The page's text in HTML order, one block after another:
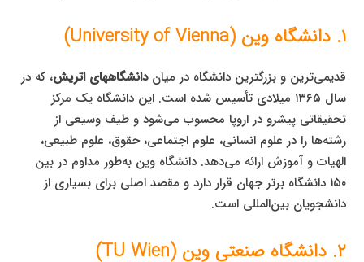
۱. دانشگاه وین (University of Vienna)
قدیمی‌ترین و بزرگترین دانشگاه در میاندانشگاههای اتریش، که در
سال ۱۳۶۵ میلادی تأسیس شده است. این دانشگاه یک مرکز
تحقیقاتی پیشرو در اروپا محسوب می‌شود و طیف وسیعی از
رشته‌ها را در علوم انسانی، علوم اجتماعی، حقوق، علوم طبیعی،
الهیات و آموزش ارائه می‌دهد. دانشگاه وین به‌طور مداوم در بین
۱۵۰ دانشگاه برتر جهان قرار دارد و مقصد اصلی برای بسیاری از
دانشجویان بین‌المللی است.
۲. دانشگاه صنعتی وین (TU Wien)